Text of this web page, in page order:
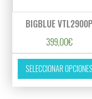
BIGBLUE VTL2900P
399,00€
SELECCIONAR OPCIONES